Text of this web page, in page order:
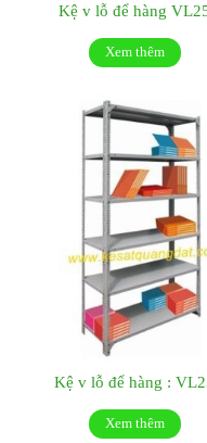
Kệ v lỗ để hàng
Xem thêm
Kệ v lỗ để hàng :
Xem thêm